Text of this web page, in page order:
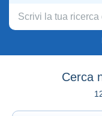
Cerca